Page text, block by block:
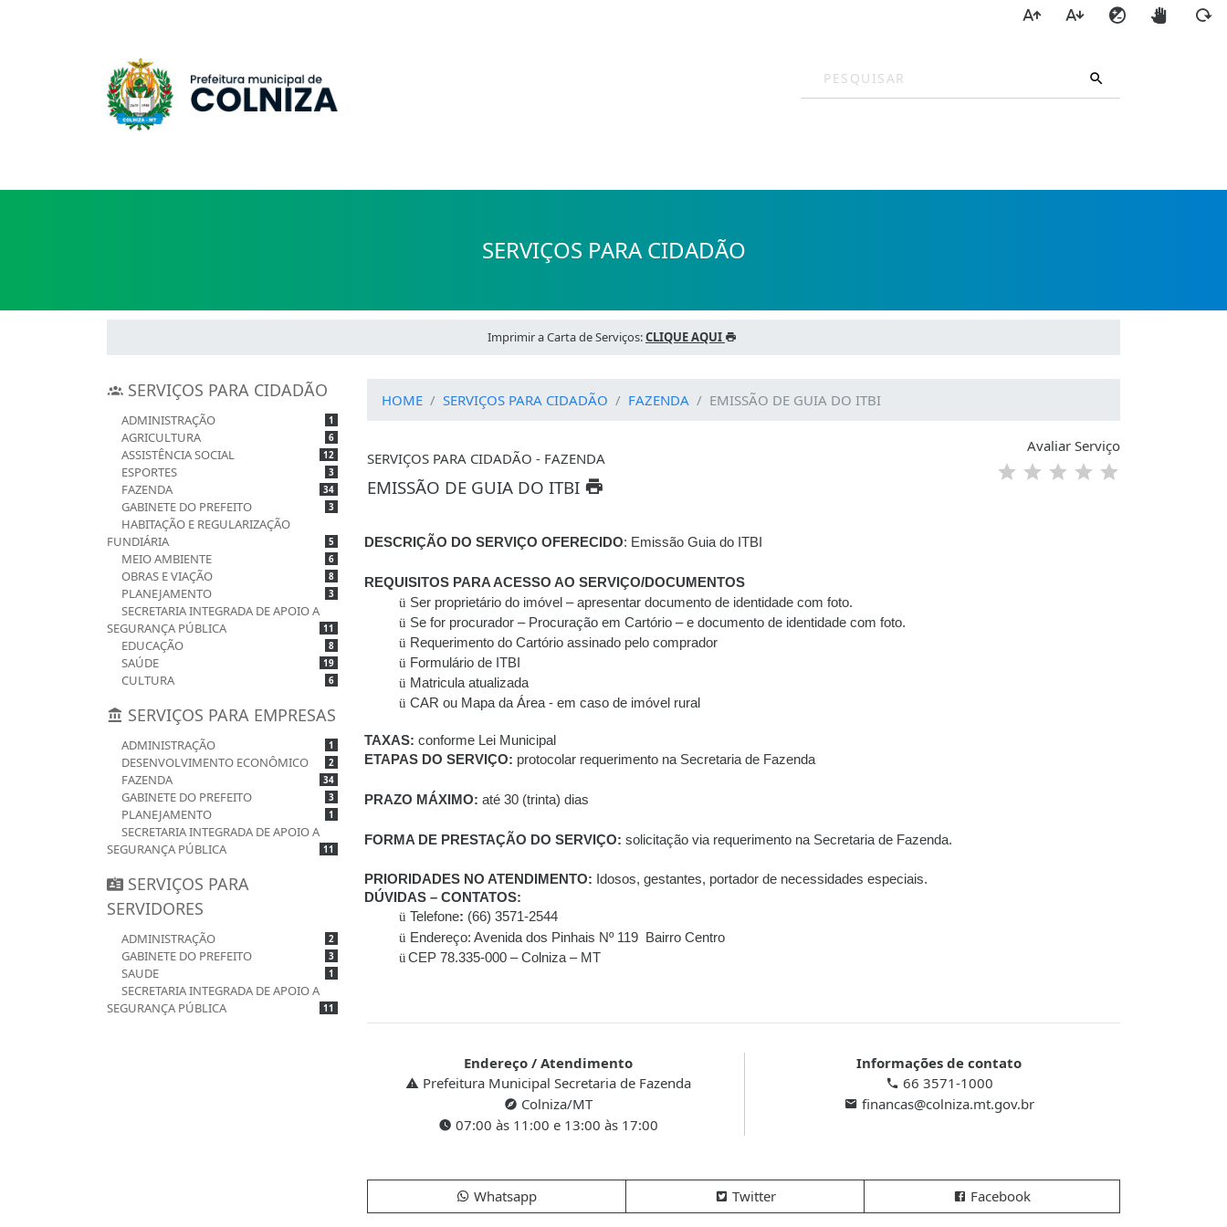
a
SERVIÇOS PARA CIDADÃO
Imprimir a Carta de Serviços:CLIQUE AQUI
SERVIÇOS PARA CIDADÃO
ADMINISTRAÇÃO 1
AGRICULTURA 6
ASSISTÊNCIA SOCIAL 12
ESPORTES 3
FAZENDA 34
GABINETE DO PREFEITO 3
HABITAÇÃO E REGULARIZAÇÃO
FUNDIÁRIA
5
MEIO AMBIENTE 6
OBRAS E VIAÇÃO 8
PLANEJAMENTO 3
SECRETARIA INTEGRADA DE APOIO A
SEGURANÇA PÚBLICA
11
EDUCAÇÃO 8
SAÚDE 19
CULTURA 6
SERVIÇOS PARA EMPRESAS
ADMINISTRAÇÃO 1
DESENVOLVIMENTO ECONÔMICO 2
FAZENDA 34
GABINETE DO PREFEITO 3
PLANEJAMENTO 1
SECRETARIA INTEGRADA DE APOIO A
SEGURANÇA PÚBLICA
11
SERVIÇOS PARA
SERVIDORES
ADMINISTRAÇÃO 2
GABINETE DO PREFEITO 3
SAUDE 1
SECRETARIA INTEGRADA DE APOIO A
SEGURANÇA PÚBLICA
11
HOME SERVIÇOS PARA CIDADÃO FAZENDA EMISSÃO DE GUIA DO ITBI
SERVIÇOS PARA CIDADÃO - FAZENDA
EMISSÃO DE GUIA DO ITBI
Avaliar Serviço
DESCRIÇÃO DO SERVIÇO OFERECIDO: Emissão Guia do ITBI
REQUISITOS PARA ACESSO AO SERVIÇO/DOCUMENTOS
ü Ser proprietário do imóvel – apresentar documento de identidade com foto.
ü Se for procurador – Procuração em Cartório – e documento de identidade com foto.
ü Requerimento do Cartório assinado pelo comprador
ü Formulário de ITBI
ü Matricula atualizada
ü CAR ou Mapa da Área - em caso de imóvel rural
TAXAS:conforme Lei Municipal
ETAPAS DO SERVIÇO: protocolar requerimento na Secretaria de Fazenda
PRAZO MÁXIMO: até 30 (trinta) dias
FORMA DE PRESTAÇÃO DO SERVIÇO: solicitação via requerimento na Secretaria de Fazenda.
PRIORIDADES NO ATENDIMENTO: Idosos, gestantes, portador de necessidades especiais.
DÚVIDAS – CONTATOS:
ü Telefone: (66) 3571-2544
ü Endereço: Avenida dos Pinhais Nº 119 Bairro Centro
üCEP 78.335-000 – Colniza – MT
Endereço / Atendimento
Prefeitura Municipal Secretaria de Fazenda
Colniza/MT
07:00 às 11:00 e 13:00 às 17:00
Informações de contato
66 3571-1000
financas@colniza.mt.gov.br
Whatsapp Twitter Facebook